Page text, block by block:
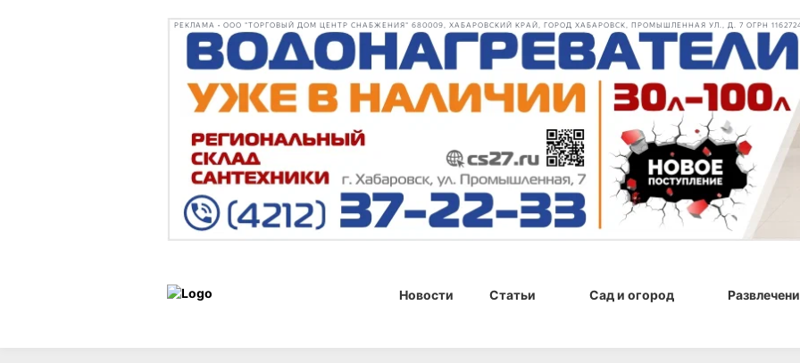
РЕКЛАМА • ООО "ТОРГОВЫЙ ДОМ ЦЕНТР СНАБЖЕНИЯ" 680009, ХАБАРОВСКИЙ КРАЙ, ГОРОД ХАБАРОВСК, ПРОМЫШЛЕННАЯ УЛ., Д. 7 ОГРН
Новости Статьи Сад и огород